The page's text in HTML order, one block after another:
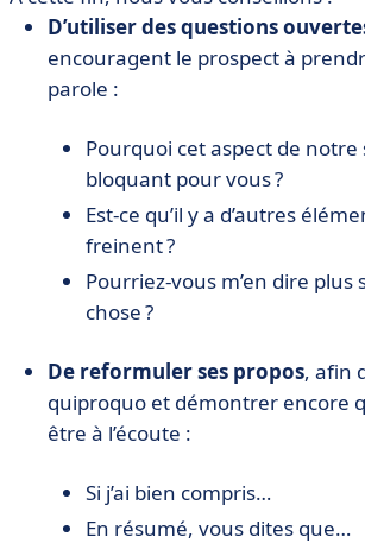
D’utiliser des questions
encouragent le prospect à
parole :
Pourquoi cet aspect de notre
bloquant pour vous ?
Est-ce qu’il y a d’autres
freinent ?
Pourriez-vous m’en dire plus
chose ?
De reformuler ses propos, afin
quiproquo et démontrer encore
être à l’écoute :
Si j’ai bien compris…
En résumé, vous dites que…